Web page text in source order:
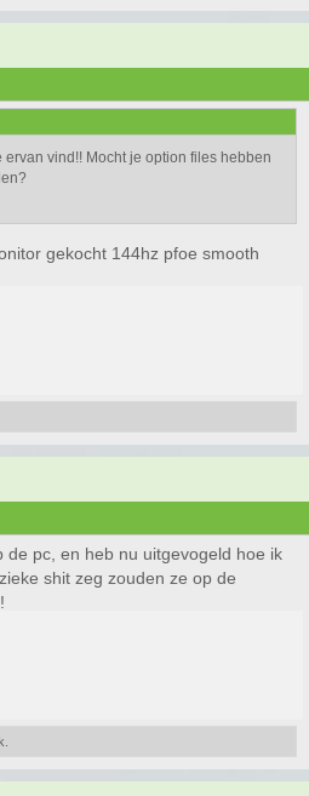
vind!! Mocht je option files hebben
gekocht 144hz pfoe smooth
de pc, en heb nu uitgevogeld hoe ik
shit zeg zouden ze op de